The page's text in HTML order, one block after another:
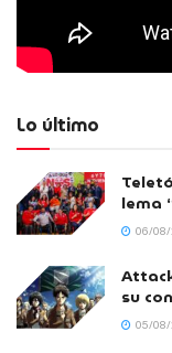
Lo último
lema
06/08/
su
05/08/